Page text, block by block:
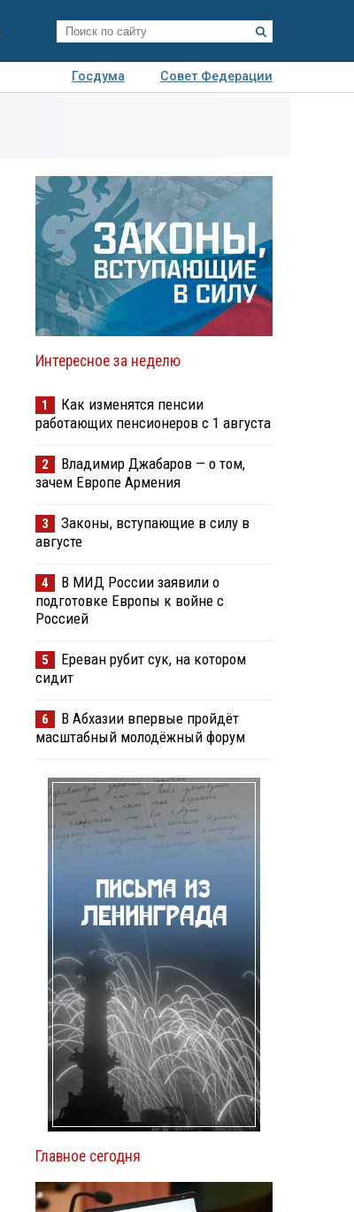
Госдума
Совет Федерации
Интересное за неделю
1
Как изменятся пенсии
работающих пенсионеров с 1 августа
2
Владимир Джабаров — о том,
зачем Европе Армения
3
Законы, вступающие в силу в
августе
4
В МИД России заявили о
подготовке Европы к войне с
Россией
5
Ереван рубит сук, на котором
сидит
6
В Абхазии впервые пройдёт
масштабный молодёжный форум
Главное сегодня